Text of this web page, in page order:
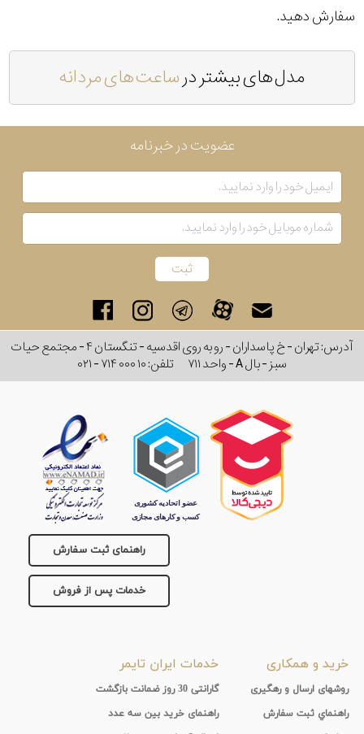
سفارش دهید.
مدل های بیشتر درساعت های مردانه
عضویت در خبرنامه
آدرس: تهران - خ پاسداران - رو به روی اقدسیه - تنگستان ۴ - مجتمع حیات
سبز - بال A - واحد ۷۱۱
تلفن:۰۲۱ - ۷۱۴ ۰۰۰ ۱۰
راهنمای ثبت سفارش
خدمات پس از فروش
خرید و همکاری
روشهای ارسال و رهگیری
راهنماي ثبت سفارش
خدمات ایران تایمر
گارانتی 30 روز ضمانت بازگشت
راهنمای خرید بین سه عدد